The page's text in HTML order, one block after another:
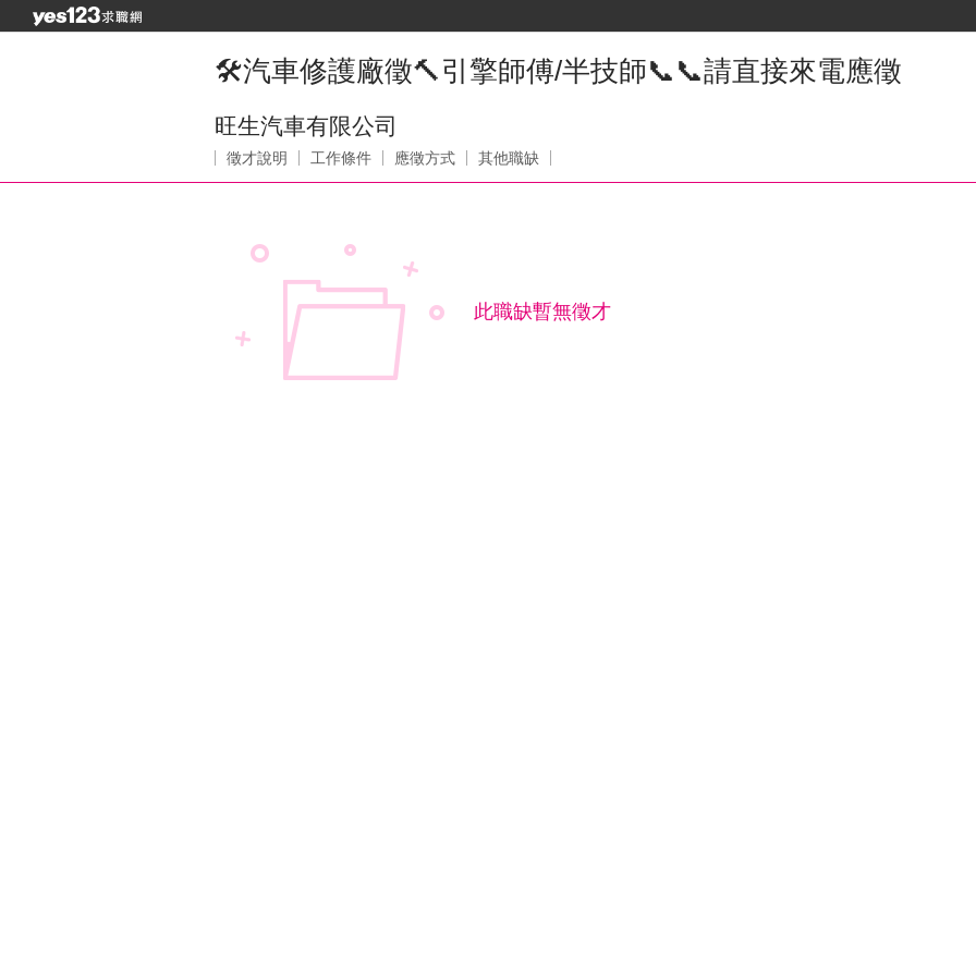
🛠️汽車修護廠徵🔨引擎師傅/半技師📞📞請直接來電應徵
旺生汽車有限公司
徵才說明 工作條件 應徵方式 其他職缺
此職缺暫無徵才